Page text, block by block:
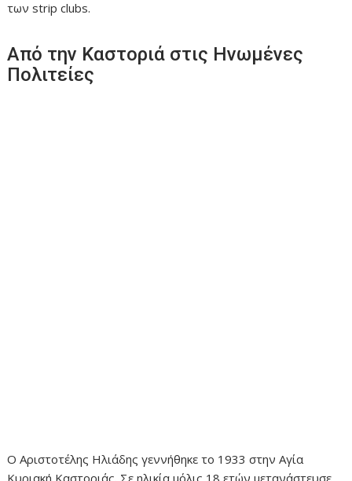
των strip clubs.
Από την Καστοριά στις Ηνωμένες
Πολιτείες
Ο Αριστοτέλης Ηλιάδης γεννήθηκε το 1933 στην Αγία
Κυριακή Καστοριάς. Σε ηλικία μόλις 18 ετών μετανάστευσε